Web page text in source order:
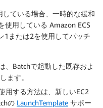
ている場合、一時的な緩和
使用している Amazon ECS
1または2を使用してパッチ
、Batchで起動した既存およ
ます。
用する方法は、新しいEC2
の LaunchTemplate サポー